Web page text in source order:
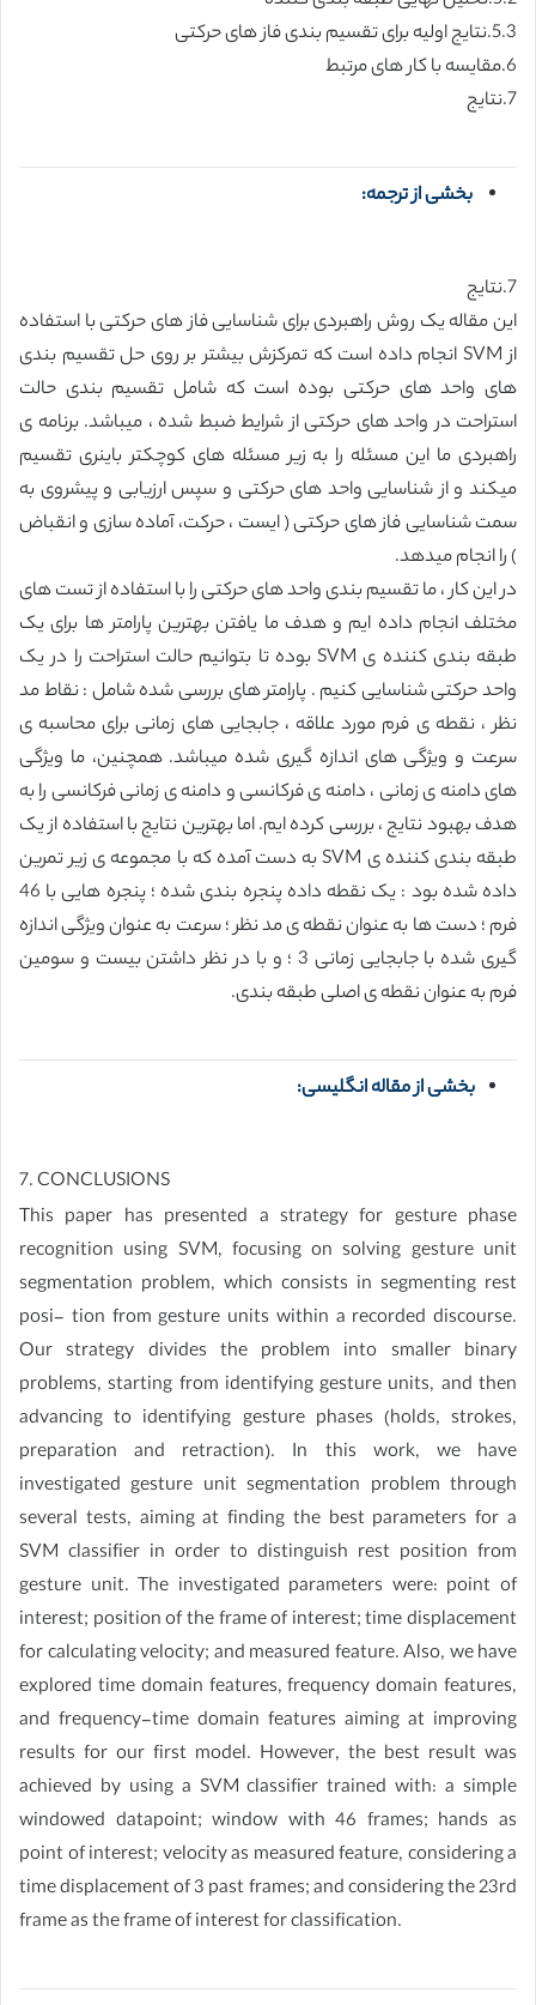
5.3.نتایج اولیه برای تقسیم بندی فاز های حرکتی
6.مقایسه با کار های مرتبط
7.نتایج
بخشی از ترجمه:
7.نتایج
این مقاله یک روش راهبردی برای شناسایی فاز های حرکتی با استفاده
از SVM انجام داده است که تمرکزش بیشتر بر روی حل تقسیم بندی
های واحد های حرکتی بوده است که شامل تقسیم بندی حالت
استراحت در واحد های حرکتی از شرایط ضبط شده ، میباشد. برنامه ی
راهبردی ما این مسئله را به زیر مسئله های کوچکتر باینری تقسیم
میکند و از شناسایی واحد های حرکتی و سپس ارزیابی و پیشروی به
سمت شناسایی فاز های حرکتی ( ایست ، حرکت، آماده سازی و انقباض
) را انجام میدهد.
در این کار ، ما تقسیم بندی واحد های حرکتی را با استفاده از تست های
مختلف انجام داده ایم و هدف ما یافتن بهترین پارامتر ها برای یک
طبقه بندی کننده ی SVM بوده تا بتوانیم حالت استراحت را در یک
واحد حرکتی شناسایی کنیم . پارامتر های بررسی شده شامل : نقاط مد
نظر ، نقطه ی فرم مورد علاقه ، جابجایی های زمانی برای محاسبه ی
سرعت و ویژگی های اندازه گیری شده میباشد. همچنین، ما ویژگی
های دامنه ی زمانی ، دامنه ی فرکانسی و دامنه ی زمانی فرکانسی را به
هدف بهبود نتایج ، بررسی کرده ایم. اما بهترین نتایج با استفاده از یک
طبقه بندی کننده ی SVM به دست آمده که با مجموعه ی زیر تمرین
داده شده بود : یک نقطه داده پنجره بندی شده ؛ پنجره هایی با 46
فرم ؛ دست ها به عنوان نقطه ی مد نظر ؛ سرعت به عنوان ویژگی اندازه
گیری شده با جابجایی زمانی 3 ؛ و با در نظر داشتن بیست و سومین
فرم به عنوان نقطه ی اصلی طبقه بندی.
بخشی از مقاله انگلیسی:
7. CONCLUSIONS
This paper has presented a strategy for gesture phase
recognition using SVM, focusing on solving gesture unit
segmentation problem, which consists in segmenting rest
posi- tion from gesture units within a recorded discourse.
Our strategy divides the problem into smaller binary
problems, starting from identifying gesture units, and then
advancing to identifying gesture phases (holds, strokes,
preparation and retraction). In this work, we have
investigated gesture unit segmentation problem through
several tests, aiming at finding the best parameters for a
SVM classifier in order to distinguish rest position from
gesture unit. The investigated parameters were: point of
interest; position of the frame of interest; time displacement
for calculating velocity; and measured feature. Also, we have
explored time domain features, frequency domain features,
and frequency-time domain features aiming at improving
results for our first model. However, the best result was
achieved by using a SVM classifier trained with: a simple
windowed datapoint; window with 46 frames; hands as
point of interest; velocity as measured feature, considering a
time displacement of 3 past frames; and considering the 23rd
frame as the frame of interest for classification.